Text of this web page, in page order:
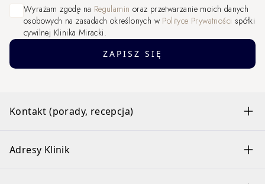
Wyrażam zgodę na Regulamin oraz przetwarzanie moich danych
osobowych na zasadach określonych w Polityce Prywatności spółki
cywilnej Klinika Miracki.
ZAPISZ SIĘ
Kontakt (porady, recepcja)
Adresy Klinik